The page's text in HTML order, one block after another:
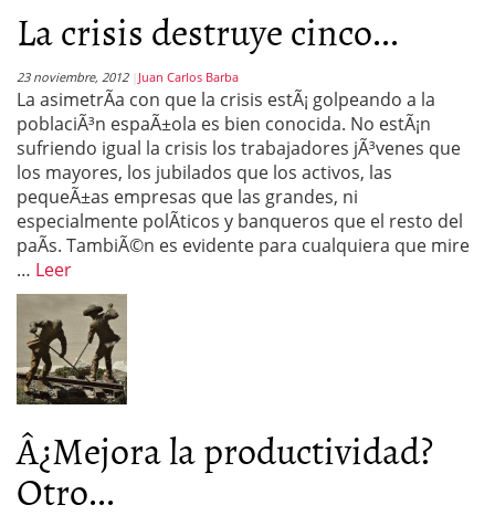
La crisis destruye cinco...
23 noviembre, 2012 Juan Carlos Barba
La asimetrÃ­a con que la crisis estÃ¡ golpeando a la
poblaciÃ³n espaÃ±ola es bien conocida. No estÃ¡n
sufriendo igual la crisis los trabajadores jÃ³venes que
los mayores, los jubilados que los activos, las
pequeÃ±as empresas que las grandes, ni
especialmente polÃ­ticos y banqueros que el resto del
paÃ­s. TambiÃ©n es evidente para cualquiera que mire
… Leer
Â¿Mejora la productividad?
Otro...